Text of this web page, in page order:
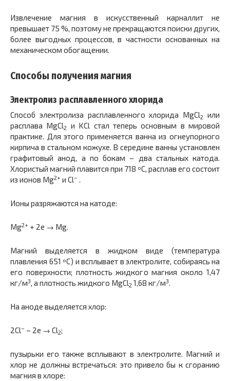
Извлечение магния в искусственный карналлит не
превышает 75 %, поэтому не прекращаются поиски других,
более выгодных процессов, в частности основанных на
механическом обогащении.
Способы получения магния
Электролиз расплавленного хлорида
Способ электролиза расплавленного хлорида MgCl2
или
расплава MgCl2
и KCl стал теперь основным в мировой
практике. Для этого применяется ванна из огнеупорного
кирпича в стальном кожухе. В середине ванны установлен
графитовый анод, а по бокам – два стальных катода.
Хлористый магний плавится при 718 ºС, расплав его состоит
из ионов Mg2+ и Cl– .
Ионы разряжаются на катоде:
Mg2+ + 2e → Mg.
Магний выделяется в жидком виде (температура
плавления 651 ºС) и всплывает в электролите, собираясь на
его поверхности; плотность жидкого магния около 1,47
кг/м3, а плотность жидкого MgCl2 1,68 кг/м3.
На аноде выделяется хлор:
2Cl– – 2e → Cl2;
пузырьки его также всплывают в электролите. Магний и
хлор не должны встречаться: это привело бы к сгоранию
магния в хлоре: